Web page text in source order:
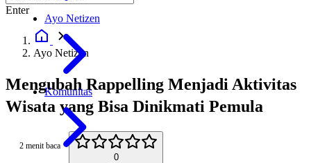
Ayo Netizen
Komunitas
Enter
Ayo Netizen
Mengubah Rappelling Menjadi Aktivitas
Wisata yang Bisa Dinikmati Pemula
2 menit baca
0